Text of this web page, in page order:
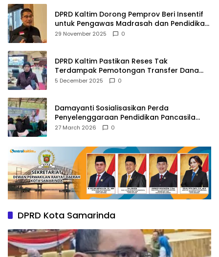
DPRD Kaltim Dorong Pemprov Beri Insentif
untuk Pengawas Madrasah dan Pendidikan
Agama
29 November 2025 0
DPRD Kaltim Pastikan Reses Tak
Terdampak Pemotongan Transfer Dana
Pusat
5 December 2025 0
Damayanti Sosialisasikan Perda
Penyelenggaraan Pendidikan Pancasila
dan Wawasan Kebangsaan
27 March 2026 0
DPRD Kota Samarinda